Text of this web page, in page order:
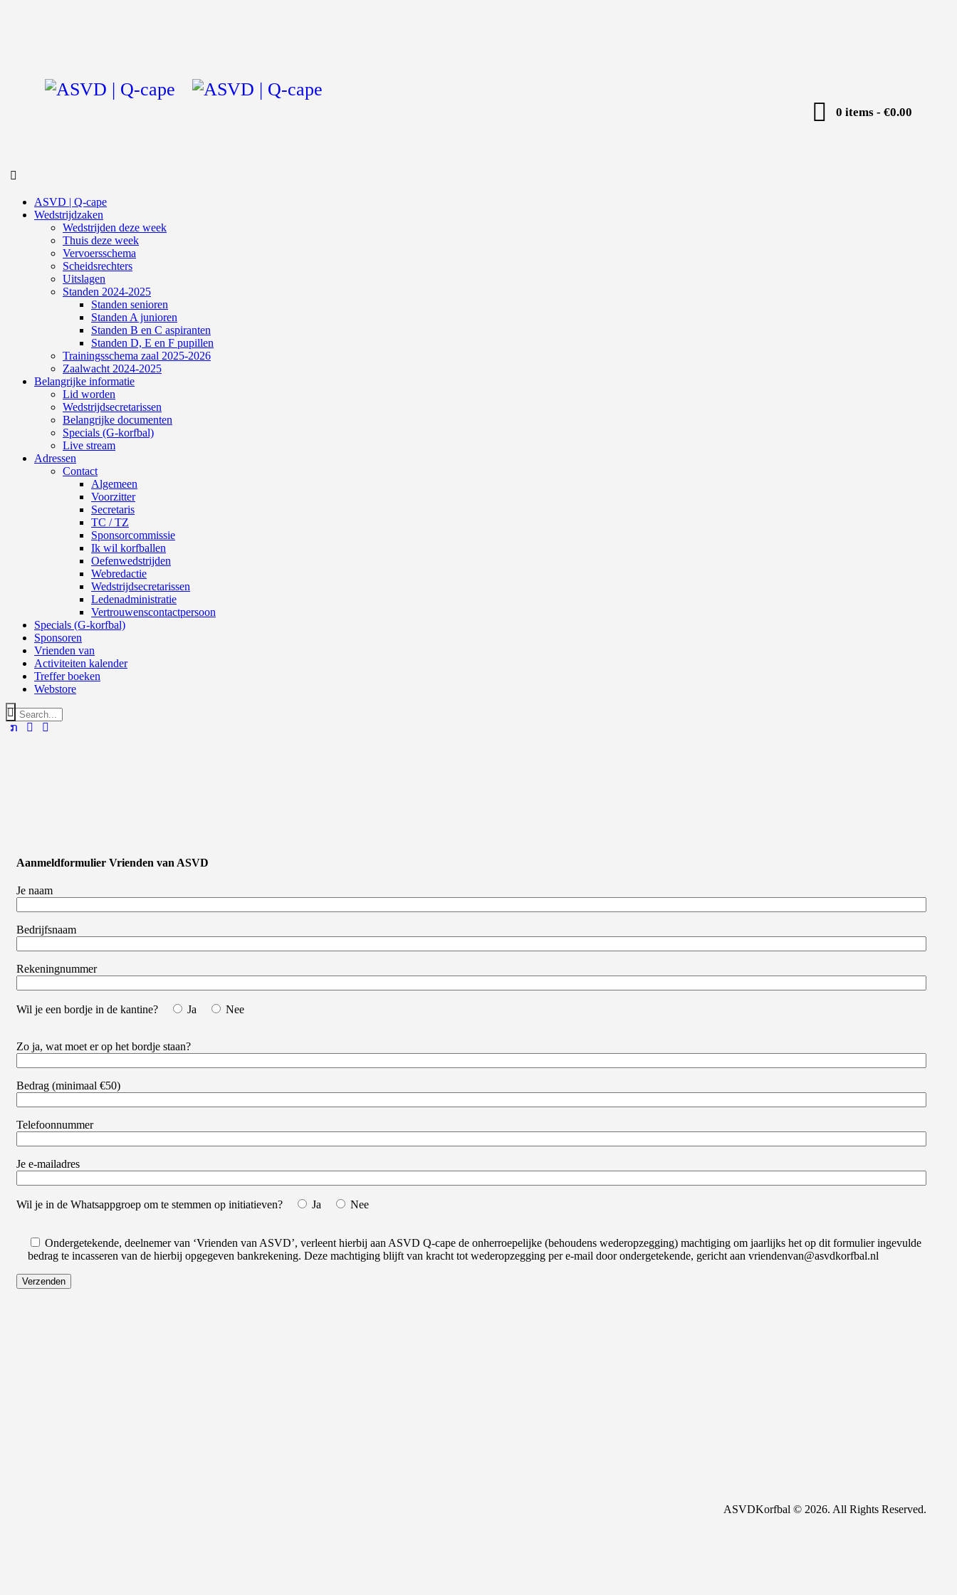
0 items - €0.00
ASVD | Q-cape
Wedstrijdzaken
Wedstrijden deze week
Thuis deze week
Vervoersschema
Scheidsrechters
Uitslagen
Standen 2024-2025
Standen senioren
Standen A junioren
Standen B en C aspiranten
Standen D, E en F pupillen
Trainingsschema zaal 2025-2026
Zaalwacht 2024-2025
Belangrijke informatie
Lid worden
Wedstrijdsecretarissen
Belangrijke documenten
Specials (G-korfbal)
Live stream
Adressen
Contact
Algemeen
Voorzitter
Secretaris
TC / TZ
Sponsorcommissie
Ik wil korfballen
Oefenwedstrijden
Webredactie
Wedstrijdsecretarissen
Ledenadministratie
Vertrouwenscontactpersoon
Specials (G-korfbal)
Sponsoren
Vrienden van
Activiteiten kalender
Treffer boeken
Webstore
Aanmeldformulier Vrienden van ASVD
Je naam
Bedrijfsnaam
Rekeningnummer
Wil je een bordje in de kantine? Ja Nee
Zo ja, wat moet er op het bordje staan?
Bedrag (minimaal €50)
Telefoonnummer
Je e-mailadres
Wil je in de Whatsappgroep om te stemmen op initiatieven? Ja Nee
Ondergetekende, deelnemer van ‘Vrienden van ASVD’, verleent hierbij aan ASVD Q-cape de onherroepelijke (behoudens wederopzegging) machtiging om jaarlijks het op dit formulier ingevulde
bedrag te incasseren van de hierbij opgegeven bankrekening. Deze machtiging blijft van kracht tot wederopzegging per e-mail door ondergetekende, gericht aan vriendenvan@asvdkorfbal.nl
ASVDKorfbal © 2026. All Rights Reserved.